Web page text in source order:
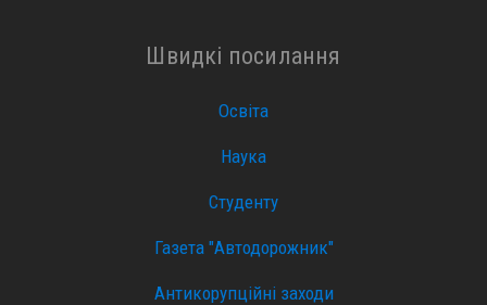
Швидкі посилання
Освіта
Наука
Студенту
Газета "Автодорожник"
Антикорупційні заходи